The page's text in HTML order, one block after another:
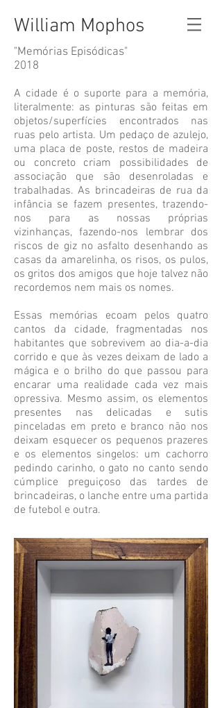
William Mophos
"Memórias Episódicas"
2018
A cidade é o suporte para a memória,
literalmente: as pinturas são feitas em
objetos/superfícies encontrados nas
ruas pelo artista. Um pedaço de azulejo,
uma placa de poste, restos de madeira
ou concreto criam possibilidades de
associação que são desenroladas e
trabalhadas. As brincadeiras de rua da
infância se fazem presentes, trazendo-
nos para as nossas próprias
vizinhanças, fazendo-nos lembrar dos
riscos de giz no asfalto desenhando as
casas da amarelinha, os risos, os pulos,
os gritos dos amigos que hoje talvez não
recordemos nem mais os nomes.
Essas memórias ecoam pelos quatro
cantos da cidade, fragmentadas nos
habitantes que sobrevivem ao dia-a-dia
corrido e que às vezes deixam de lado a
mágica e o brilho do que passou para
encarar uma realidade cada vez mais
opressiva. Mesmo assim, os elementos
presentes nas delicadas e sutis
pinceladas em preto e branco não nos
deixam esquecer os pequenos prazeres
e os elementos singelos: um cachorro
pedindo carinho, o gato no canto sendo
cúmplice preguiçoso das tardes de
brincadeiras, o lanche entre uma partida
de futebol e outra.